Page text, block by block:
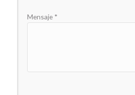
Mensaje *